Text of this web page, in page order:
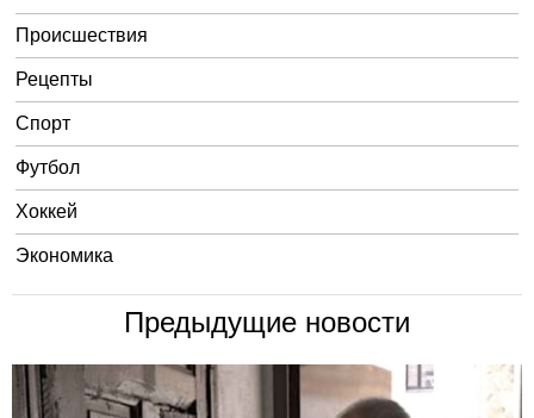
Происшествия
Рецепты
Спорт
Футбол
Хоккей
Экономика
Предыдущие новости